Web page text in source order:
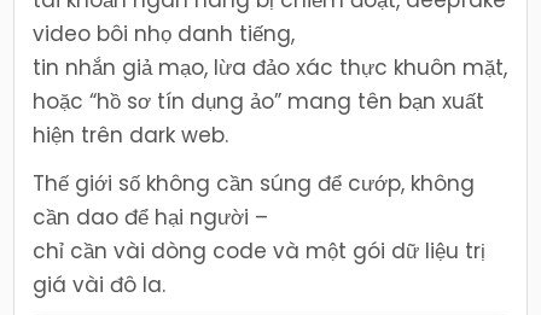
video bôi nhọ danh tiếng,
tin nhắn giả mạo, lừa đảo xác thực khuôn mặt,
hoặc “hồ sơ tín dụng ảo” mang tên bạn xuất
hiện trên dark web.
Thế giới số không cần súng để cướp, không
cần dao để hại người –
chỉ cần vài dòng code và một gói dữ liệu trị
giá vài đô la.